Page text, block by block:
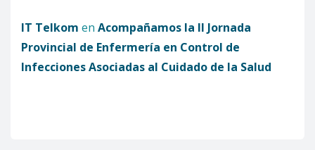
IT Telkom en Acompañamos la II Jornada
Provincial de Enfermería en Control de
Infecciones Asociadas al Cuidado de la Salud